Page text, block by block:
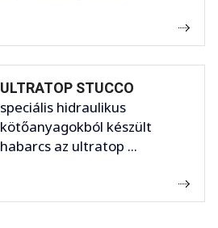
ULTRATOP STUCCO
speciális hidraulikus
kötőanyagokból készült
habarcs az ultratop ...